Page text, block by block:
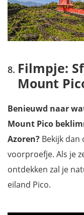
Filmpje:
Mount
Benieuwd naar
Mount Pico
Azoren? Bekijk
voorproefje. Als je
ontdekken zal je
eiland Pico.